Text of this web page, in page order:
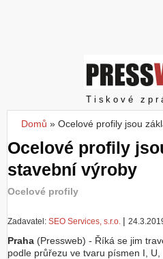
č
t
Tiskové
Jste zde
Domů » Ocelové profily jsou
Ocelové profily
stavební výroby
Ocelové profily
Zadavatel: SEO Services, s.r.o. |
Praha (Pressweb) - Říká se jim
podle průřezu ve tvaru písmen I,